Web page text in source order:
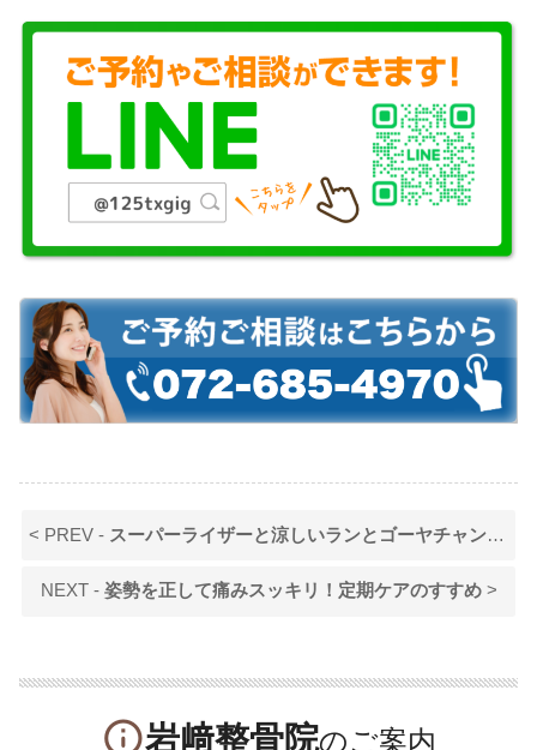
< PREV - スーパーライザーと涼しいランとゴーヤチャンプルーと私
NEXT - 姿勢を正して痛みスッキリ！定期ケアのすすめ>
info_outline岩﨑整骨院